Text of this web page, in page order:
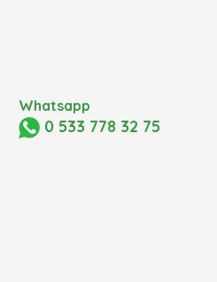
Whatsapp
0 533 778 32 75